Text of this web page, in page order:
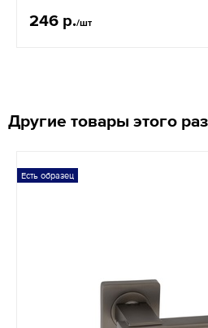
246 р./шт
Другие товары этого
Есть образец